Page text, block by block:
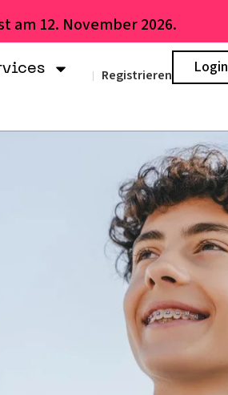
am 12. November 2026.
| Registrieren Login